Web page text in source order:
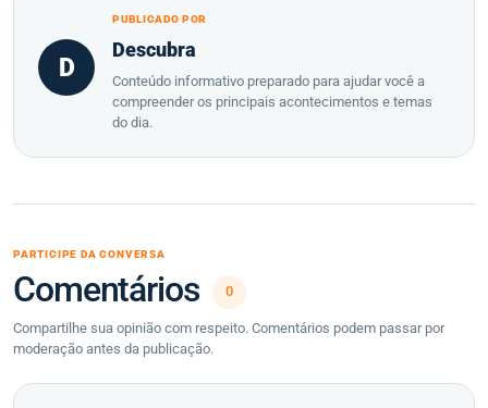
D
PUBLICADO POR
Descubra
Conteúdo informativo preparado para ajudar você a
compreender os principais acontecimentos e temas
do dia.
PARTICIPE DA CONVERSA
Comentários 0
Compartilhe sua opinião com respeito. Comentários podem passar por
moderação antes da publicação.